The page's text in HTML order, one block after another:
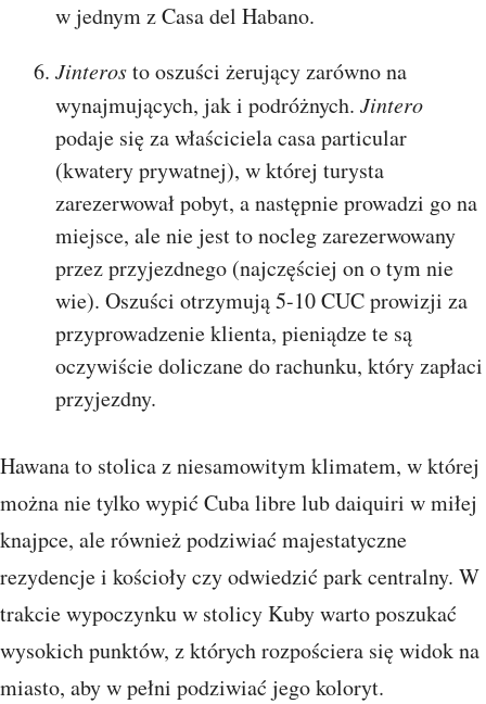
w jednym z Casa del Habano.
Jinterosto oszuści żerujący zarówno na
wynajmujących, jak i podróżnych. Jintero
podaje się za właściciela casa particular
(kwatery prywatnej), w której turysta
zarezerwował pobyt, a następnie prowadzi go na
miejsce, ale nie jest to nocleg zarezerwowany
przez przyjezdnego (najczęściej on o tym nie
wie). Oszuści otrzymują 5-10 CUC prowizji za
przyprowadzenie klienta, pieniądze te są
oczywiście doliczane do rachunku, który zapłaci
przyjezdny.
Hawana to stolica z niesamowitym klimatem, w której
można nie tylko wypić Cuba libre lub daiquiri w miłej
knajpce, ale również podziwiać majestatyczne
rezydencje i kościoły czy odwiedzić park centralny. W
trakcie wypoczynku w stolicy Kuby warto poszukać
wysokich punktów, z których rozpościera się widok na
miasto, aby w pełni podziwiać jego koloryt.